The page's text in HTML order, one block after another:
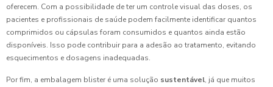
oferecem. Com a possibilidade de ter um controle visual das doses, os
pacientes e profissionais de saúde podem facilmente identificar quantos
comprimidos ou cápsulas foram consumidos e quantos ainda estão
disponíveis. Isso pode contribuir para a adesão ao tratamento, evitando
esquecimentos e dosagens inadequadas.
Por fim, a embalagem blister é uma solução sustentável, já que muitos